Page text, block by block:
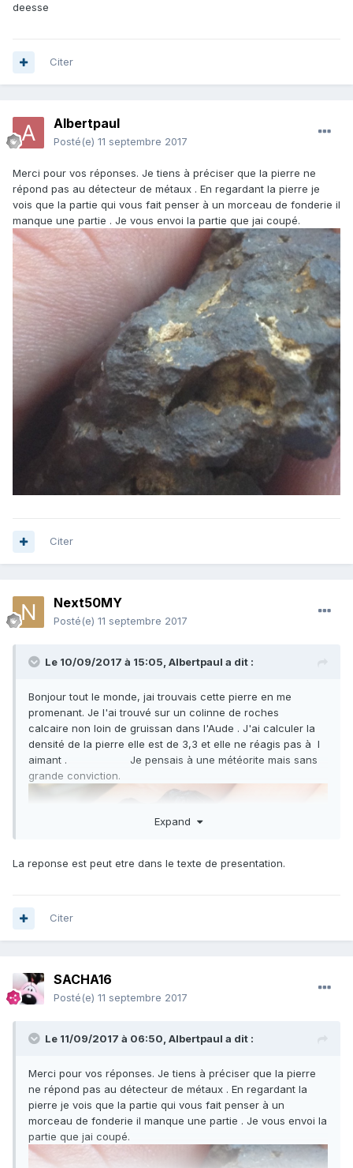
deesse
Citer
Albertpaul
Posté(e) 11 septembre 2017
Merci pour vos réponses. Je tiens à préciser que la pierre ne
répond pas au détecteur de métaux . En regardant la pierre je
vois que la partie qui vous fait penser à un morceau de fonderie il
manque une partie . Je vous envoi la partie que jai coupé.
Citer
Next50MY
Posté(e) 11 septembre 2017
Le 10/09/2017 à 15:05, Albertpaul a dit :
Bonjour tout le monde, jai trouvais cette pierre en me
promenant. Je l'ai trouvé sur un colinne de roches
calcaire non loin de gruissan dans l'Aude . J'ai calculer la
densité de la pierre elle est de 3,3 et elle ne réagis pas à l
aimant . Je pensais à une météorite mais sans
grande conviction.
Expand
La reponse est peut etre dans le texte de presentation.
Citer
SACHA16
Posté(e) 11 septembre 2017
Le 11/09/2017 à 06:50, Albertpaul a dit :
Merci pour vos réponses. Je tiens à préciser que la pierre
ne répond pas au détecteur de métaux . En regardant la
pierre je vois que la partie qui vous fait penser à un
morceau de fonderie il manque une partie . Je vous envoi la
partie que jai coupé.